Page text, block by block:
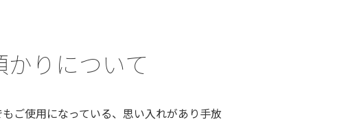
かりについて
ご使用になっている、思い入れがあり手放